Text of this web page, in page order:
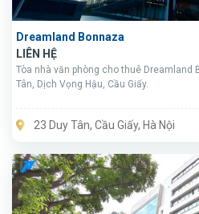
Dreamland Bonnaza
LIÊN HỆ
Tòa nhà văn phòng cho thuê Dreamland
Tân, Dịch Vọng Hậu, Cầu Giấy.
23 Duy Tân, Cầu Giấy, Hà Nội